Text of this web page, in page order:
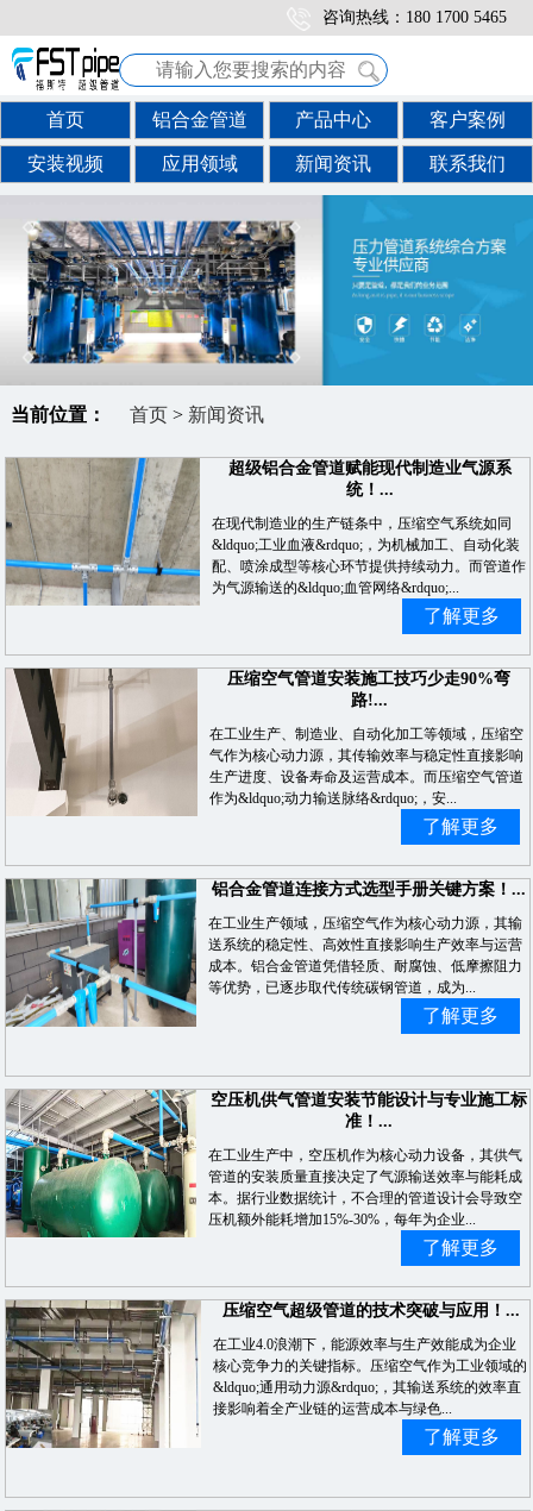
咨询热线：180 1700 5465
首页 铝合金管道 产品中心 客户案例
安装视频 应用领域 新闻资讯 联系我们
当前位置： 首页> 新闻资讯
超级铝合金管道赋能现代制造业气源系
统！...
在现代制造业的生产链条中，压缩空气系统如同
&ldquo;工业血液&rdquo;，为机械加工、自动化装
配、喷涂成型等核心环节提供持续动力。而管道作
为气源输送的&ldquo;血管网络&rdquo;...
了解更多
压缩空气管道安装施工技巧少走90%弯
路!...
在工业生产、制造业、自动化加工等领域，压缩空
气作为核心动力源，其传输效率与稳定性直接影响
生产进度、设备寿命及运营成本。而压缩空气管道
作为&ldquo;动力输送脉络&rdquo;，安...
了解更多
铝合金管道连接方式选型手册关键方案！...
在工业生产领域，压缩空气作为核心动力源，其输
送系统的稳定性、高效性直接影响生产效率与运营
成本。铝合金管道凭借轻质、耐腐蚀、低摩擦阻力
等优势，已逐步取代传统碳钢管道，成为...
了解更多
空压机供气管道安装节能设计与专业施工标
准！...
在工业生产中，空压机作为核心动力设备，其供气
管道的安装质量直接决定了气源输送效率与能耗成
本。据行业数据统计，不合理的管道设计会导致空
压机额外能耗增加15%-30%，每年为企业...
了解更多
压缩空气超级管道的技术突破与应用！...
在工业4.0浪潮下，能源效率与生产效能成为企业
核心竞争力的关键指标。压缩空气作为工业领域的
&ldquo;通用动力源&rdquo;，其输送系统的效率直
接影响着全产业链的运营成本与绿色...
了解更多